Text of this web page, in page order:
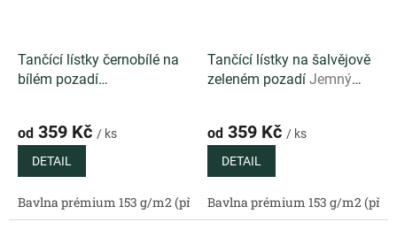
Tančící lístky černobílé na
bílém pozadí
čistě bílém podkladu
od 359 Kč / ks
DETAIL
Bavlna prémium 153 g/m2 (přírodní) Bavlněný satén 130 g/
Tančící lístky na šalvějově
zeleném pozadí Jemný
zeleném podkladu
od 359 Kč / ks
DETAIL
Bavlna prémium 153 g/m2